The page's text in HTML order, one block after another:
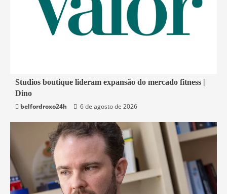
4 min read
Economia
Studios boutique lideram expansão do mercado fitness |
Dino
belfordroxo24h
6 de agosto de 2026